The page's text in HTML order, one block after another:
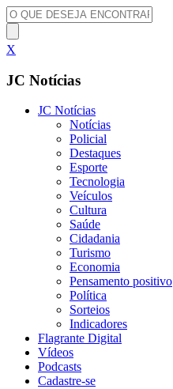
X
JC Notícias
JC Notícias
Notícias
Policial
Destaques
Esporte
Tecnologia
Veículos
Cultura
Saúde
Cidadania
Turismo
Economia
Pensamento positivo
Política
Sorteios
Indicadores
Flagrante Digital
Vídeos
Podcasts
Cadastre-se